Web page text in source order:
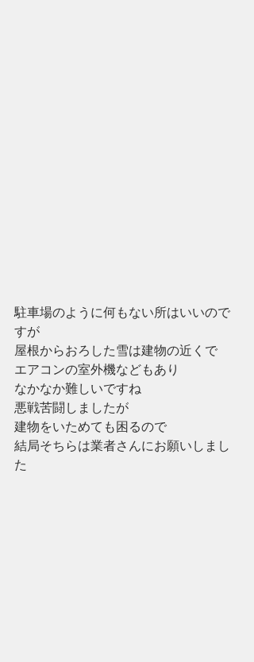
駐車場のように何もない所はいいので
すが
屋根からおろした雪は建物の近くで
エアコンの室外機などもあり
なかなか難しいですね
悪戦苦闘しましたが
建物をいためても困るので
結局そちらは業者さんにお願いしまし
た